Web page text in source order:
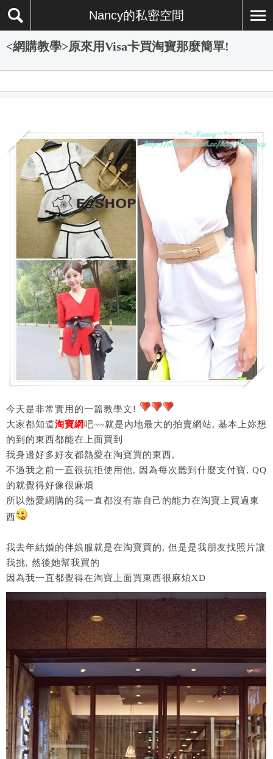
Nancy的私密空間
<網購教學>原來用Visa卡買淘寶那麼簡單!
今天是非常實用的一篇教學文!
大家都知道淘寶網吧~~就是內地最大的拍賣網站, 基本上妳想
的到的東西都能在上面買到
我身邊好多好友都熱愛在淘寶買的東西,
不過我之前一直很抗拒使用他, 因為每次聽到什麼支付寶, QQ
的就覺得好像很麻煩
所以熱愛網購的我一直都沒有靠自己的能力在淘寶上買過東
西
我去年結婚的伴娘服就是在淘寶買的, 但是是我朋友找照片讓
我挑, 然後她幫我買的
因為我一直都覺得在淘寶上面買東西很麻煩XD